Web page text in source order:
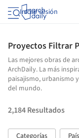
Iniciar sesión
Proyectos Filtrar
Las mejores obras de
ArchDaily. La más
paisajismo, urbanismo
del mundo.
2,184Resultados
Categorías